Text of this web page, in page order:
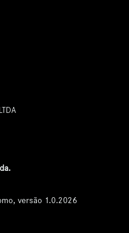
versão 1.0.2026